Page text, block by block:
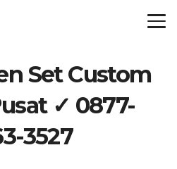
Set Custom
✓ 0877-
3527